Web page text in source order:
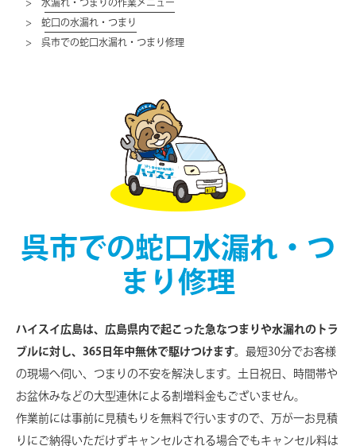
水漏れ・つまりの作業メニュー
蛇口の水漏れ・つまり
呉市での蛇口水漏れ・つまり修理
呉市での蛇口水漏れ・つ
まり修理
ハイスイ広島は、広島県内で起こった急なつまりや水漏れのトラ
ブルに対し、365日年中無休で駆けつけます。 最短30分でお客様
の現場へ伺い、つまりの不安を解決します。土日祝日、時間帯や
お盆休みなどの大型連休による割増料金もございません。
作業前には事前に見積もりを無料で行いますので、万が一お見積
りにご納得いただけずキャンセルされる場合でもキャンセル料は